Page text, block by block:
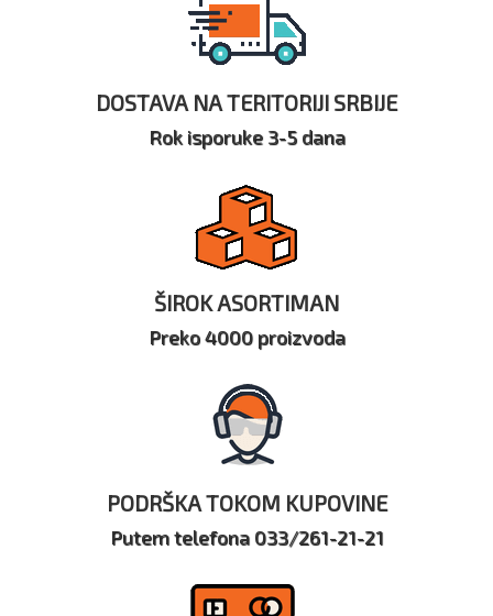
DOSTAVA NA TERITORIJI SRBIJE
Rok isporuke 3-5 dana
ŠIROK ASORTIMAN
Preko 4000 proizvoda
PODRŠKA TOKOM KUPOVINE
Putem telefona 033/261-21-21